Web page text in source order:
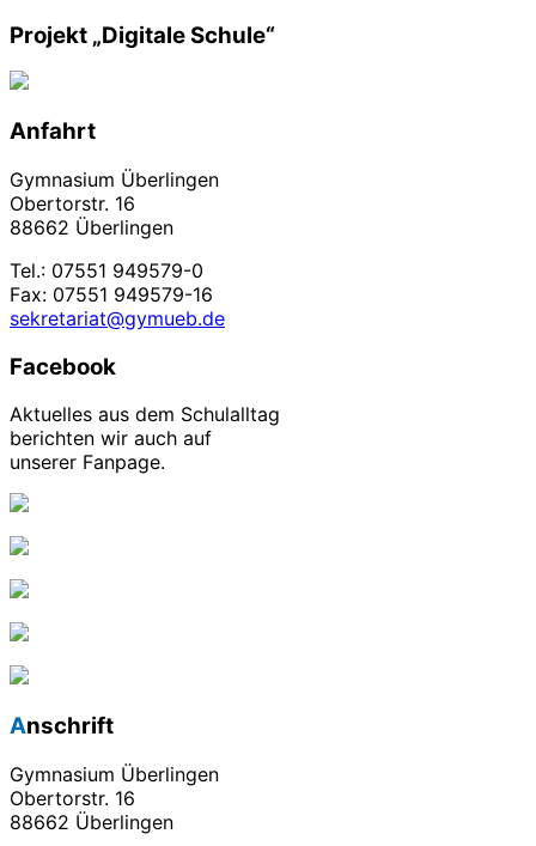
Projekt „Digitale Schule“
Anfahrt
Gymnasium Überlingen
Obertorstr. 16
88662 Überlingen
Tel.: 07551 949579-0
Fax: 07551 949579-16
sekretariat@gymueb.de
Facebook
Aktuelles aus dem Schulalltag
berichten wir auch auf
unserer Fanpage.
Anschrift
Gymnasium Überlingen
Obertorstr. 16
88662 Überlingen